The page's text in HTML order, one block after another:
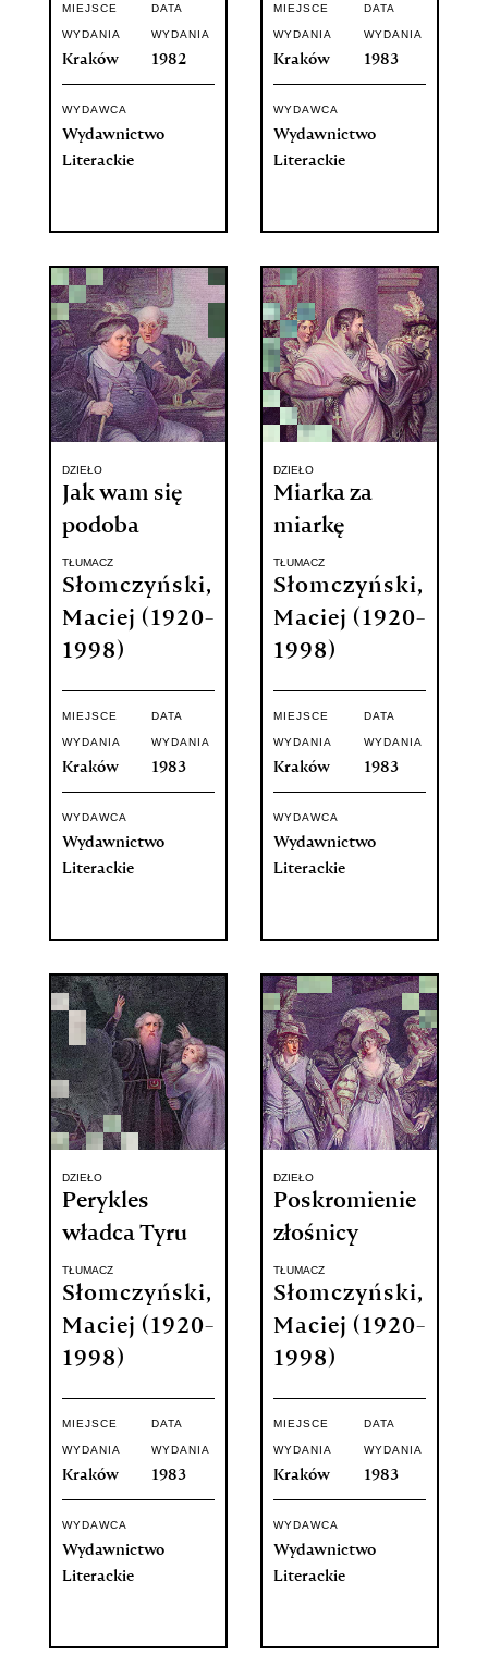
MIEJSCE
WYDANIA
Kraków
DATA
WYDANIA
1982
WYDAWCA
Wydawnictwo
Literackie
MIEJSCE
WYDANIA
Kraków
DATA
WYDANIA
1983
WYDAWCA
Wydawnictwo
Literackie
DZIEŁO
Jak wam się
podoba
TŁUMACZ
Słomczyński,
Maciej (1920-
1998)
MIEJSCE
WYDANIA
Kraków
DATA
WYDANIA
1983
WYDAWCA
Wydawnictwo
Literackie
DZIEŁO
Miarka za
miarkę
TŁUMACZ
Słomczyński,
Maciej (1920-
1998)
MIEJSCE
WYDANIA
Kraków
DATA
WYDANIA
1983
WYDAWCA
Wydawnictwo
Literackie
DZIEŁO
Perykles
władca Tyru
TŁUMACZ
Słomczyński,
Maciej (1920-
1998)
MIEJSCE
WYDANIA
Kraków
DATA
WYDANIA
1983
WYDAWCA
Wydawnictwo
Literackie
DZIEŁO
Poskromienie
złośnicy
TŁUMACZ
Słomczyński,
Maciej (1920-
1998)
MIEJSCE
WYDANIA
Kraków
DATA
WYDANIA
1983
WYDAWCA
Wydawnictwo
Literackie